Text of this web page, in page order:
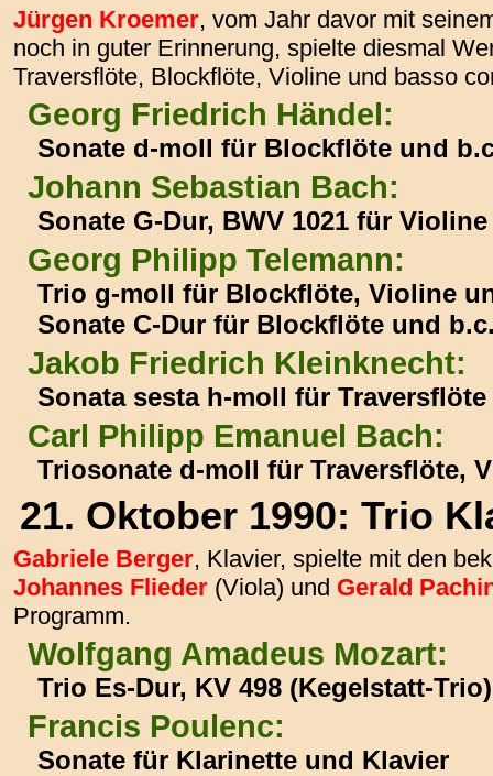
Jürgen Kroemer, vom Jahr davor mit
noch in guter Erinnerung, spielte diesmal
Traversflöte, Blockflöte, Violine und basso
Georg Friedrich Händel:
Sonate d-moll für Blockflöte und
Johann Sebastian Bach:
Sonate G-Dur, BWV 1021 für
Georg Philipp Telemann:
Trio g-moll für Blockflöte, Violine
Sonate C-Dur für Blockflöte und
Jakob Friedrich Kleinknecht:
Sonata sesta h-moll für
Carl Philipp Emanuel Bach:
Triosonate d-moll für Traversflöte,
21. Oktober 1990: Trio
Gabriele Berger, Klavier, spielte mit den
Johannes Flieder (Viola) und Gerald
Programm.
Wolfgang Amadeus Mozart:
Trio Es-Dur, KV 498 (Kegelstatt-Trio)
Francis Poulenc:
Sonate für Klarinette und Klavier